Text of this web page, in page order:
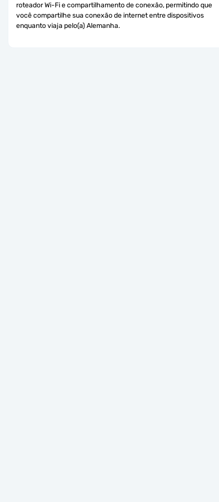
roteador Wi-Fi e compartilhamento de conexão, permitindo que
você compartilhe sua conexão de internet entre dispositivos
enquanto viaja pelo(a) Alemanha.